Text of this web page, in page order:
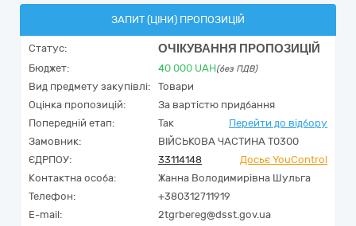
ЗАПИТ (ЦІНИ) ПРОПОЗИЦІЙ
Статус: ОЧІКУВАННЯ ПРОПОЗИЦІЙ
Бюджет: 40 000 UAH(без ПДВ)
Вид предмету закупівлі:
Товари
Оцінка пропозицій:
За вартістю придбання
Попередній етап:
Так
Перейти до відбору
Замовник:
ВІЙСЬКОВА ЧАСТИНА Т0300
ЄДРПОУ:
33114148
Досьє YouControl
Контактна особа:
Жанна Володимирівна Шульга
Телефон:
+380312711919
E-mail:
2tgrbereg@dsst.gov.ua